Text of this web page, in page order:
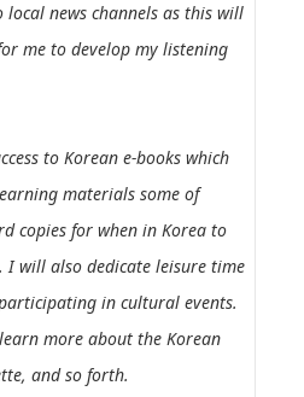
news channels as this will
me to develop my listening
to Korean e-books which
materials some of
copies for when in Korea to
I will also dedicate leisure time
in cultural events.
more about the Korean
and so forth.